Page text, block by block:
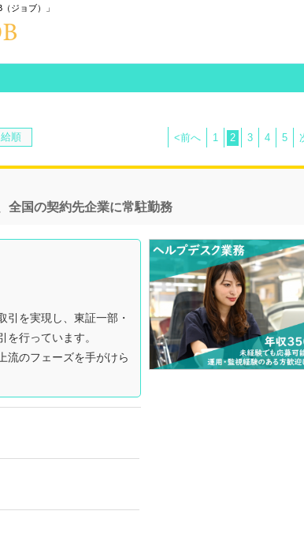
ジョブ）」
給順 <前へ 1 2 3 4 5
全国の契約先企業に常駐勤務
引を実現し、東証一部・
行っています。
流のフェーズを手がけら